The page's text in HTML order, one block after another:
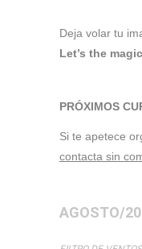
Deja volar tu
Let’s the
PRÓXIMOS
Si te apetece
contacta sin
AGOSTO/